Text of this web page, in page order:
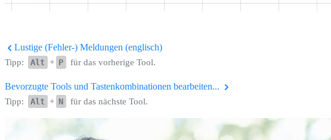
Lustige (Fehler-) Meldungen (englisch)
Tipp: Alt + P für das vorherige Tool.
Bevorzugte Tools und Tastenkombinationen bearbeiten...
Tipp: Alt + N für das nächste Tool.